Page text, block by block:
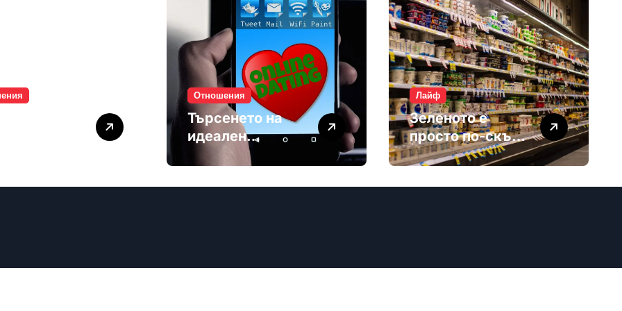
Отношения
Търсенето на
идеален
партньор е
Лайф
Зеленото е
просто по-скъп
маркетинг